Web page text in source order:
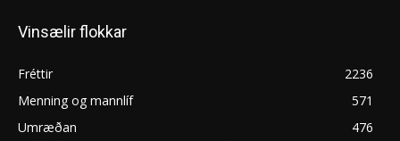
Vinsælir flokkar
Fréttir
2236
Menning og mannlíf
571
Umræðan
476